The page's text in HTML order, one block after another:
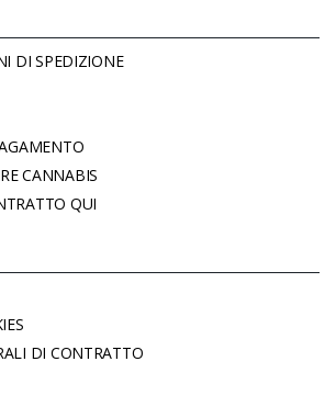
DI SPEDIZIONE
CANNABIS
QUI
DI CONTRATTO